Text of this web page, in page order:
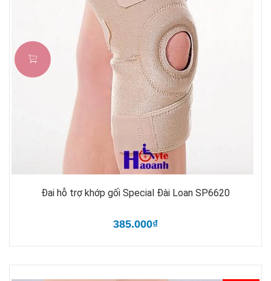
Đai hỗ trợ khớp gối Special Đài Loan SP6620
385.000₫